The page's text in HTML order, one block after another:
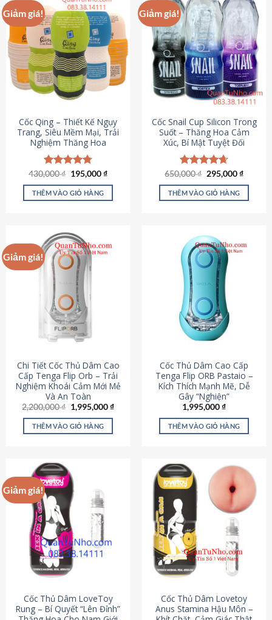
Giảm giá!
Cốc Qing – Thiết Kế Ngụy
Trang, Siêu Mềm Mại, Trải
Nghiệm Thăng Hoa
Được xếp
hạng4.78
5 sao
430,000₫ Giá
là:
430,000 ₫.
195,000₫Giá
tại
THÊM VÀO GIỎ HÀNG
Giảm giá!
Cốc Snail Cup Silicon Trong
Suốt – Thăng Hoa Cảm
Xúc, Bí Mật Tuyệt Đối
Được xếp
hạng4.69
5 sao
650,000₫ Giá
là:
650,000 ₫.
295,000₫Giá
tại
THÊM VÀO GIỎ HÀNG
Giảm giá!
Chi Tiết Cốc Thủ Dâm Cao
Cấp Tenga Flip Orb – Trải
Nghiệm Khoái Cảm Mới Mẻ
Và An Toàn
2,200,000₫ Giá
gốc
là:
2,200,000 ₫.
1,995,000₫Giá
THÊM VÀO GIỎ HÀNG
Cốc Thủ Dâm Cao Cấp
Tenga Flip ORB Pastaio –
Kích Thích Mạnh Mẽ, Dễ
Gây “Nghiện”
1,995,000₫
THÊM VÀO GIỎ HÀNG
Giảm giá!
Cốc Thủ Dâm LoveToy
Rung – Bí Quyết “Lên Đỉnh”
Cốc Thủ Dâm Lovetoy
Anus Stamina Hậu Môn –